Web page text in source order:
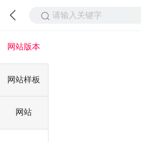
请输入关键字
网站版本
网站样板
网站